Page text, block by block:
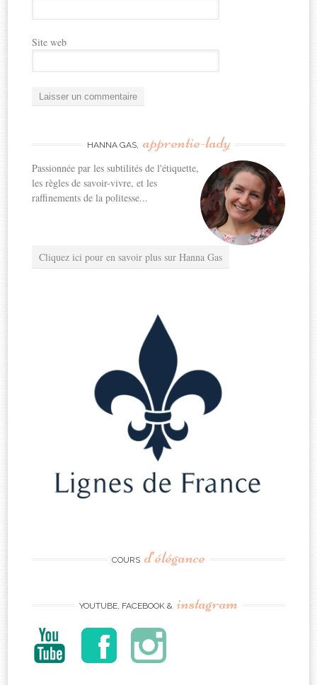
Site web
HANNA GAS, apprentie-lady
Passionnée par les subtilités de l'étiquette,
les règles de savoir-vivre, et les
raffinements de la politesse...
Cliquez ici pour en savoir plus sur Hanna Gas
COURS d’élégance
YOUTUBE, FACEBOOK & instagram